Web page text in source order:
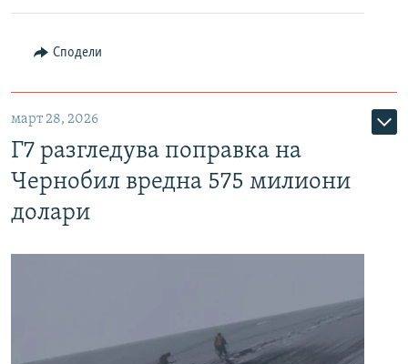
Сподели
март 28, 2026
Г7 разгледува поправка на
Чернобил вредна 575 милиони
долари